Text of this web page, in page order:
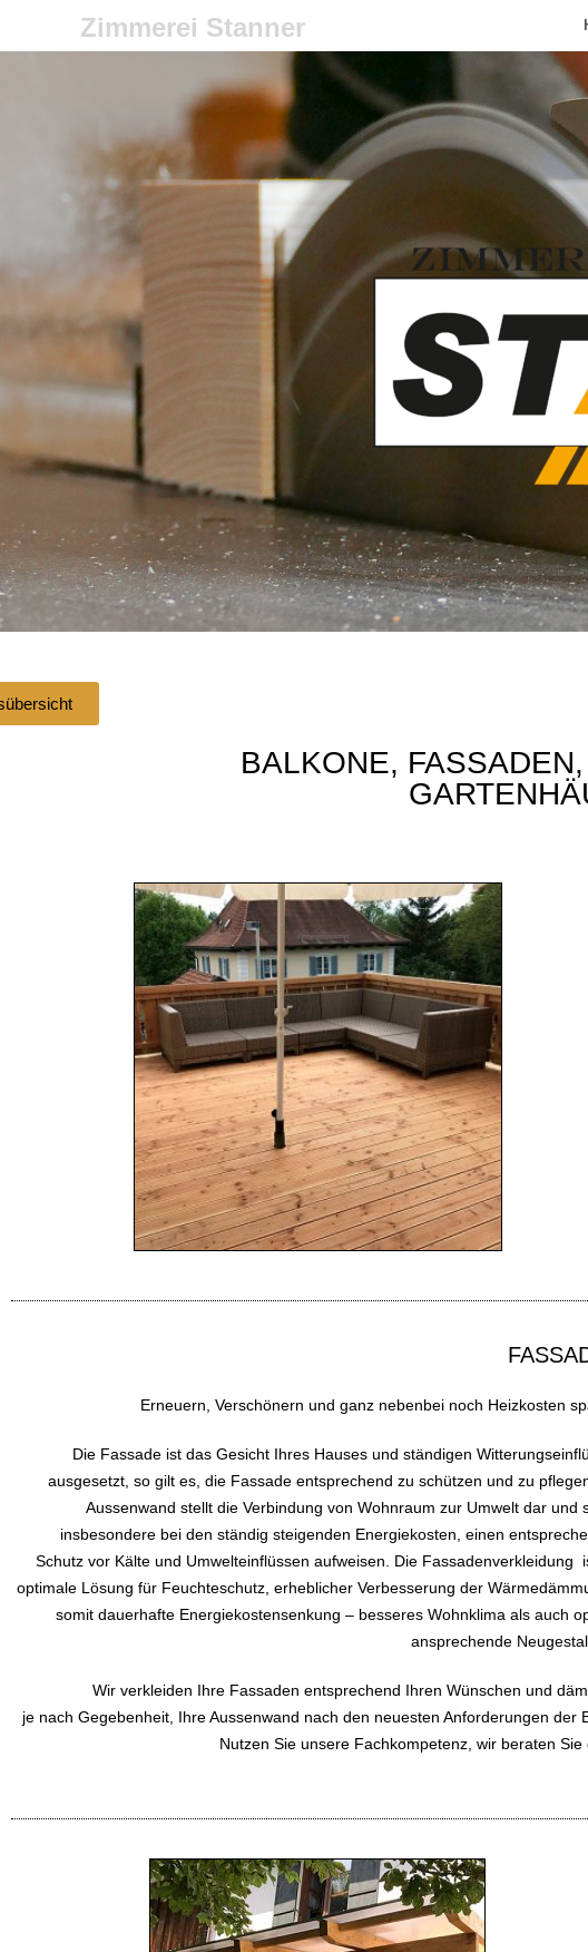
Zimmerei Stanner
BALKONE,
Erneuern, Verschönern und ganz nebenbei noch Heizkosten
Die Fassade ist das Gesicht Ihres Hauses und ständigen
ausgesetzt, so gilt es, die Fassade entsprechend zu schützen und zu
Aussenwand stellt die Verbindung von Wohnraum zur Umwelt dar und
insbesondere bei den ständig steigenden Energiekosten, einen
Schutz vor Kälte und Umwelteinflüssen aufweisen. Die Fassadenverkleidung
optimale Lösung für Feuchteschutz, erheblicher Verbesserung der
somit dauerhafte Energiekostensenkung – besseres Wohnklima als auch
ansprechende
Wir verkleiden Ihre Fassaden entsprechend Ihren Wünschen und
je nach Gegebenheit, Ihre Aussenwand nach den neuesten Anforderungen der
Nutzen Sie unsere Fachkompetenz, wir beraten Sie